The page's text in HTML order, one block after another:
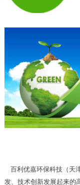
百利优嘉环保科技（天
发、技术创新发展起来的